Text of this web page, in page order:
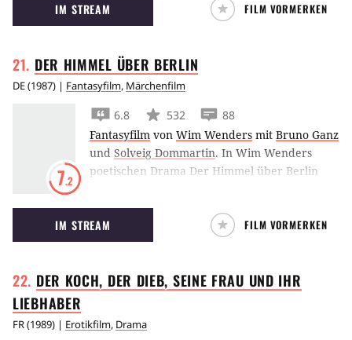
IM STREAM FILM VORMERKEN
DER HIMMEL ÜBER BERLIN
DE(1987) | Fantasyfilm, Märchenfilm
7.2
6.8 532
88
Fantasyfilm von Wim Wenders mit Bruno Ganz
und Solveig Dommartin. In Wim Wenders
poetischen Drama Der Himmel über Berlin
Menschen im geteilten Berlin der 1980er
Jahre.
IM STREAM FILM VORMERKEN
DER KOCH, DER DIEB, SEINE FRAU UND IHR
LIEBHABER
FR(1989) | Erotikfilm, Drama